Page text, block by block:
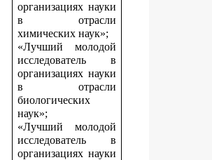
организациях науки
в отрасли
химических наук»;
«Лучший молодой
исследователь в
организациях науки
в отрасли
биологических
наук»;
«Лучший молодой
исследователь в
организациях науки